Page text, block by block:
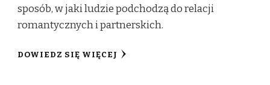
sposób, w jaki ludzie podchodzą do relacji
romantycznych i partnerskich.
DOWIEDZ SIĘ WIĘCEJ